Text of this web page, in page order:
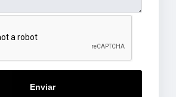
Enviar